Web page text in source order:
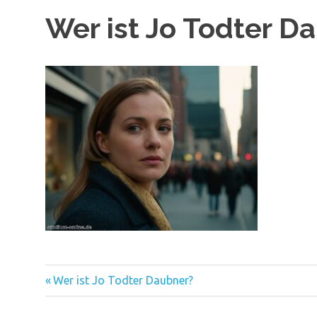
Wer ist Jo Todter
Beitragsnavigation
Vorheriger
Beitrag:
Wer ist Jo Todter Daubner?